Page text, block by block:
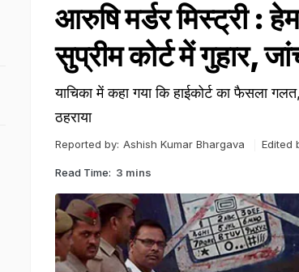
आरुषि मर्डर मिस्ट्री :
सुप्रीम कोर्ट में गुहार,
याचिका में कहा गया कि हाईकोर्ट का फैसला
ठहराया
Reported by: Ashish Kumar Bhargava Edited
Read Time: 3 mins